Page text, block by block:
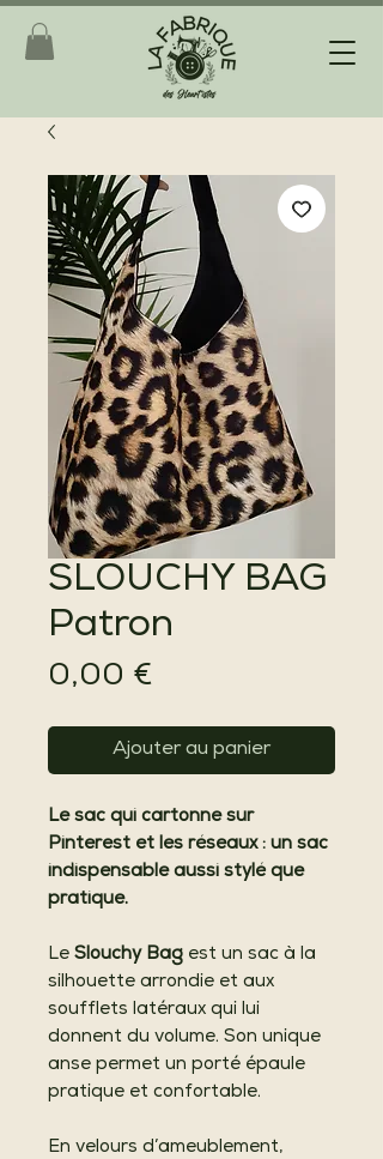
SLOUCHY BAG
Patron
0,00 €Prix
Ajouter au panier
Le sac qui cartonne sur
Pinterest et les réseaux : un sac
indispensable aussi stylé que
pratique.
Le Slouchy Bag est un sac à la
silhouette arrondie et aux
soufflets latéraux qui lui
donnent du volume. Son unique
anse permet un porté épaule
pratique et confortable.
En velours d’ameublement,